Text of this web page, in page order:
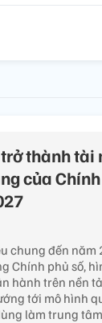
thành tài
của
chung đến năm
Chính phủ số,
hành trên nền
tới mô hình
làm trung